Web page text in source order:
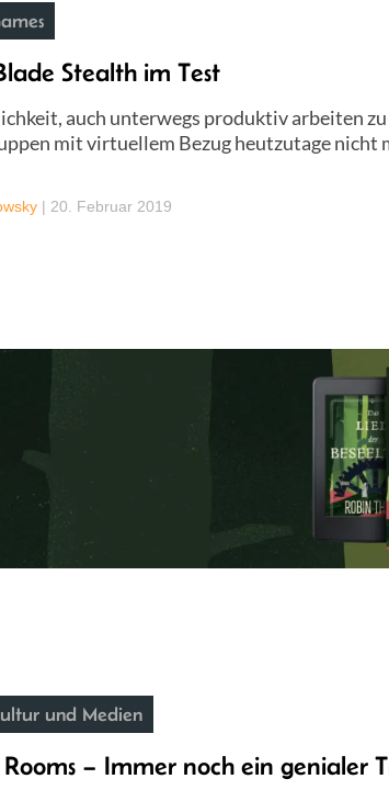
Stealth im Test
auch unterwegs produktiv arbeiten
mit virtuellem Bezug heutzutage nicht
| 20. Februar 2019
und Medien
Rooms – Immer noch ein genialer